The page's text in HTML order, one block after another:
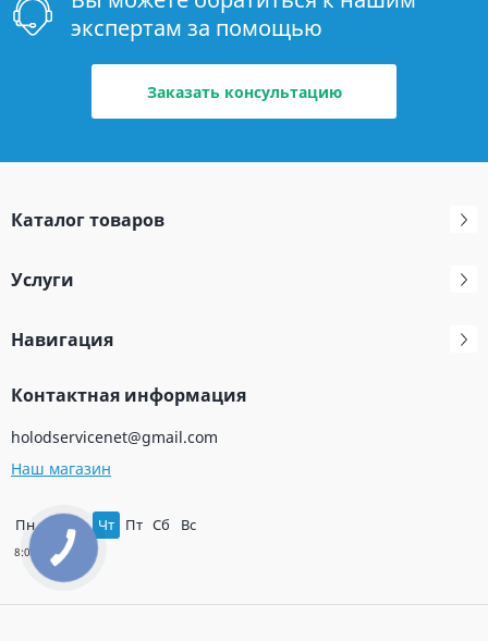
экспертам за помощью
Заказать консультацию
Каталог товаров
Услуги
Навигация
Контактная информация
holodservicenet@gmail.com
Наш магазин
Пн Вт Ср Чт Пт Сб Вс